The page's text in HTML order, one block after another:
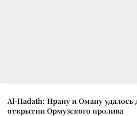
Al-Hadath: Ирану и Оману удалось
открытии Ормузского пролива